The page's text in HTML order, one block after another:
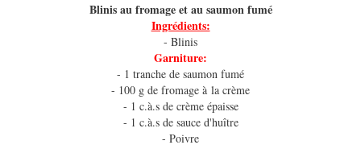
Blinis au fromage et au saumon fumé
Ingrédients:
- Blinis
Garniture:
- 1 tranche de saumon fumé
- 100 g de fromage à la crème
- 1 c.à.s de crème épaisse
- 1 c.à.s de sauce d'huître
- Poivre